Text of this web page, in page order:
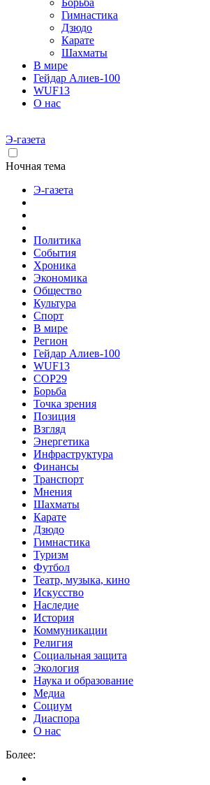
Борьба
Гимнастика
Дзюдо
Карате
Шахматы
В мире
Гейдар Алиев-100
WUF13
О нас
Э-газета
Ночная тема
Э-газета
Политика
События
Хроника
Экономика
Общество
Культура
Спорт
В мире
Регион
Гейдар Алиев-100
WUF13
COP29
Борьба
Точка зрения
Позиция
Взгляд
Энергетика
Инфраструктура
Финансы
Транспорт
Мнения
Шахматы
Карате
Дзюдо
Гимнастика
Туризм
Футбол
Театр, музыка, кино
Искусство
Наследие
История
Коммуникации
Религия
Социальная защита
Экология
Наука и образование
Медиа
Социум
Диаспора
О нас
Более: